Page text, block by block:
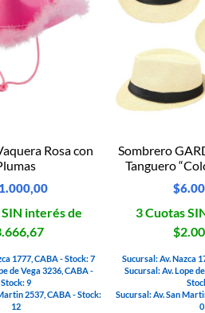
Rosa con
interés de
1777, CABA - Stock: 7
de Vega 3236, CABA -
Stock: 9
2537, CABA - Stock:
12
Sombrero
Tanguero
$
3 Cuotas
Sucursal: Av. Nazca
Sucursal: Av. Lope
Sucursal: Av. San
0